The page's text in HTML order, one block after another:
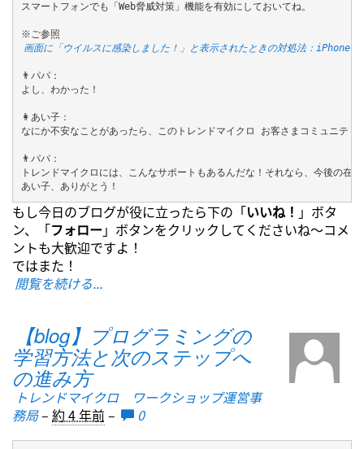
スマートフォンでも「Web脅威対策」機能を有効にしておいてね。
画面に「ウイルスに感染しました！」と表示されたときの対処法：iPhoneで
👨パパ：
よし、わかった！
👩あい子：
なにか不安なことがあったら、このトレンドマイクロ お客さまコミュニティ
👨パパ：
トレンドマイクロには、こんなサポートもあるんだな！それなら、今後の在
あい子、ありがとう！
もし今日のブログが役に立ったら下の「いいね！ 」ボタ
ン、「フォロー 」ボタンをクリックしてくださいね～コメ
ントも大歓迎ですよ！
ではまた！
閲覧を続ける...
【blog】プログラミングの
学習方法と次のステップへ
の進み方
トレンドマイクロ ワークショップ運営事
務局– 約 4 年前– 0